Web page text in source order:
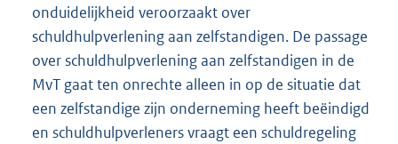
onduidelijkheid veroorzaakt over
schuldhulpverlening aan zelfstandigen. De passage
over schuldhulpverlening aan zelfstandigen in de
MvT gaat ten onrechte alleen in op de situatie dat
een zelfstandige zijn onderneming heeft beëindigd
en schuldhulpverleners vraagt een schuldregeling